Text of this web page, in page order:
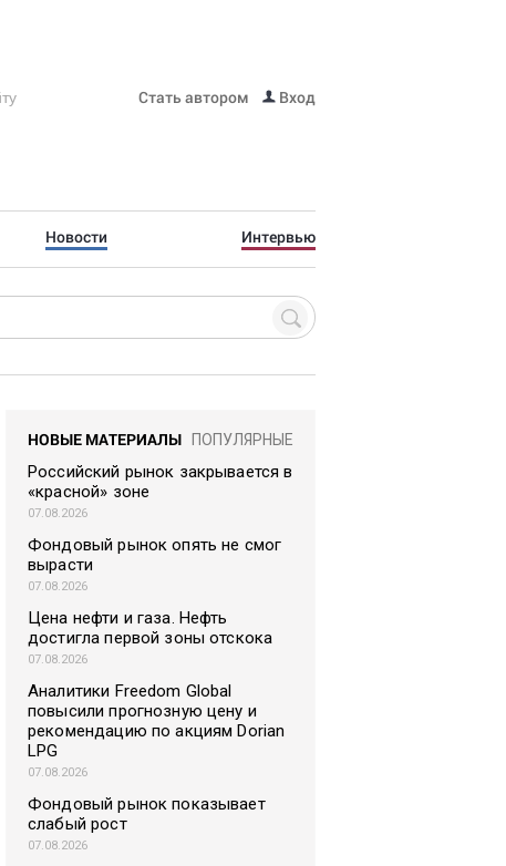
Стать автором Вход
Новости Интервью
НОВЫЕ МАТЕРИАЛЫ ПОПУЛЯРНЫЕ
Российский рынок закрывается в
«красной» зоне
07.08.2026
Фондовый рынок опять не смог
вырасти
07.08.2026
Цена нефти и газа. Нефть
достигла первой зоны отскока
07.08.2026
Аналитики Freedom Global
повысили прогнозную цену и
рекомендацию по акциям Dorian
LPG
07.08.2026
Фондовый рынок показывает
слабый рост
07.08.2026